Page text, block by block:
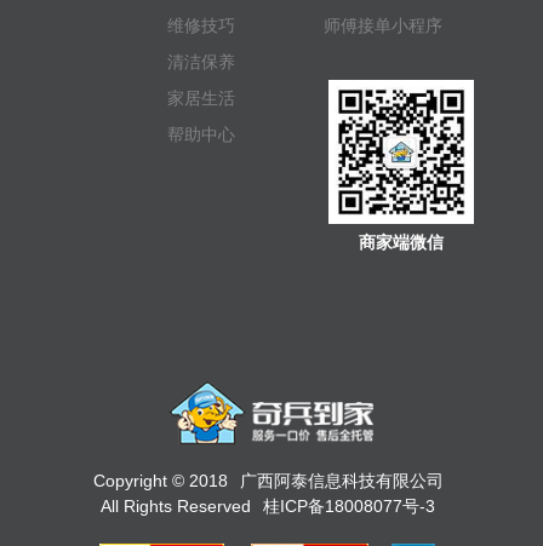
维修技巧
清洁保养
家居生活
帮助中心
师傅接单小程序
商家端微信
Copyright © 2018
广西阿泰信息科技有限公司
All Rights Reserved
桂ICP备18008077号-3